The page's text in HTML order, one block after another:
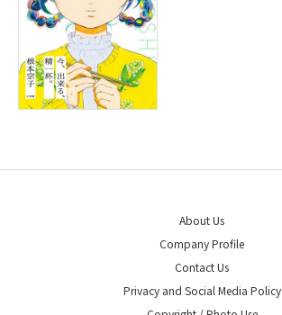
About Us
Company Profile
Contact Us
Privacy and Social Media Policy